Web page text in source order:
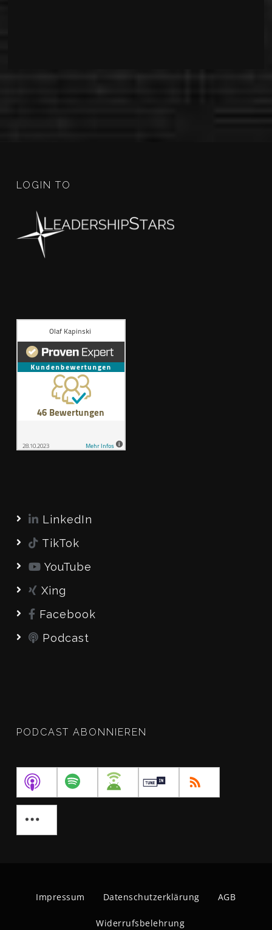
LOGIN TO
LinkedIn
TikTok
YouTube
Xing
Facebook
Podcast
PODCAST ABONNIEREN
Impressum Datenschutzerklärung AGB
Widerrufsbelehrung